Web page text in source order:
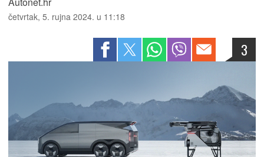
četvrtak, 5. rujna 2024. u 11:18
3